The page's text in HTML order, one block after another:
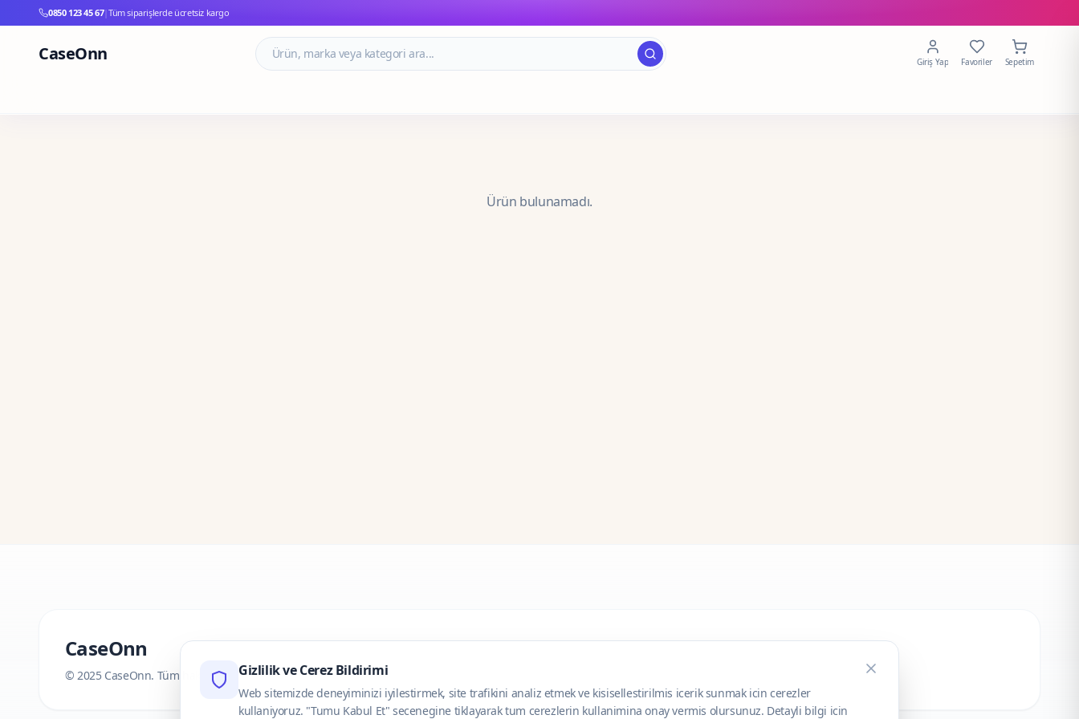
0850 123 45 67|Tüm siparişlerde ücretsiz kargo
CaseOnn Giriş Yap Favoriler Sepetim
Ürün bulunamadı.
CaseOnn
© 2025 CaseOnn. Tüm hakları saklıdır.Gizlilik ve Cerez Bildirimi
Web sitemizde deneyiminizi iyilestirmek, site trafikini analiz etmek ve kisisellestirilmis icerik sunmak icin cerezler
kullaniyoruz. "Tumu Kabul Et" secenegine tiklayarak tum cerezlerin kullanimina onay vermis olursunuz. Detayli bilgi icin